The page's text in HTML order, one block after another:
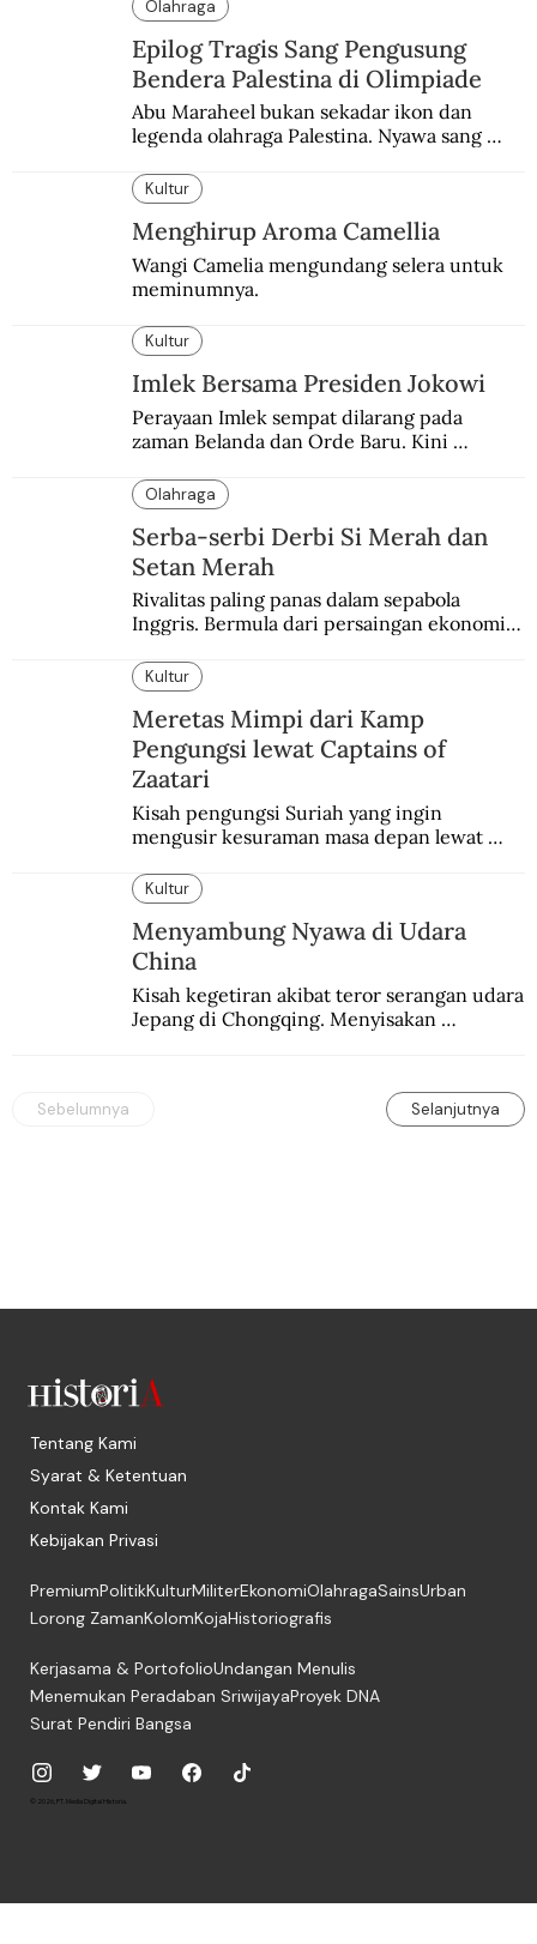
Olahraga
Epilog Tragis Sang Pengusung
Bendera Palestina di Olimpiade
Abu Maraheel bukan sekadar ikon dan
legenda olahraga Palestina. Nyawa sang
memblokade Rafah.
Kultur
Menghirup Aroma Camellia
Wangi Camelia mengundang selera untuk
meminumnya.
Kultur
Imlek Bersama Presiden Jokowi
Perayaan Imlek sempat dilarang pada
zaman Belanda dan Orde Baru. Kini
Olahraga
Serba-serbi Derbi Si Merah dan
Setan Merah
Rivalitas paling panas dalam sepabola
Inggris. Bermula dari persaingan ekonomi
Kultur
Meretas Mimpi dari Kamp
Pengungsi lewat Captains of
Zaatari
Kisah pengungsi Suriah yang ingin
mengusir kesuraman masa depan lewat
humanis.
Kultur
Menyambung Nyawa di Udara
China
Kisah kegetiran akibat teror serangan udara
Jepang di Chongqing. Menyisakan
Sebelumnya Selanjutnya
Tentang Kami
Syarat & Ketentuan
Kontak Kami
Kebijakan Privasi
PremiumPolitikKulturMiliterEkonomiOlahragaSainsUrban
Lorong ZamanKolomKojaHistoriografis
Kerjasama & PortofolioUndangan Menulis
Menemukan Peradaban SriwijayaProyek DNA
Surat Pendiri Bangsa
© 2026, PT. Media Digital Historia.